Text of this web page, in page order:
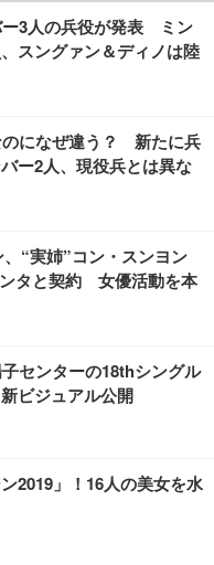
ー3人の兵役が発表 ミン
スングァン＆ディノは陸
のになぜ違う？ 新たに兵
ー2人、現役兵とは異な
“実姉”コン・スンヨン
タと契約 女優活動を本
センターの18thシングル
ビジュアル公開
2019」！16人の美女を水